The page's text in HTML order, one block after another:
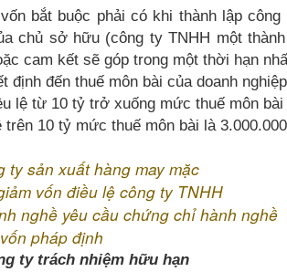
bắt buộc phải có khi thành lập
chủ sở hữu (công ty TNHH một
cam kết sẽ góp trong một thời hạn
định đến thuế môn bài của doanh
lệ từ 10 tỷ trở xuống mức thuế môn
trên 10 tỷ mức thuế môn bài là
ty sản xuất hàng may mặc
vốn điều lệ công ty TNHH
nghề yêu cầu chứng chỉ hành nghề
pháp định
ty trách nhiệm hữu hạn